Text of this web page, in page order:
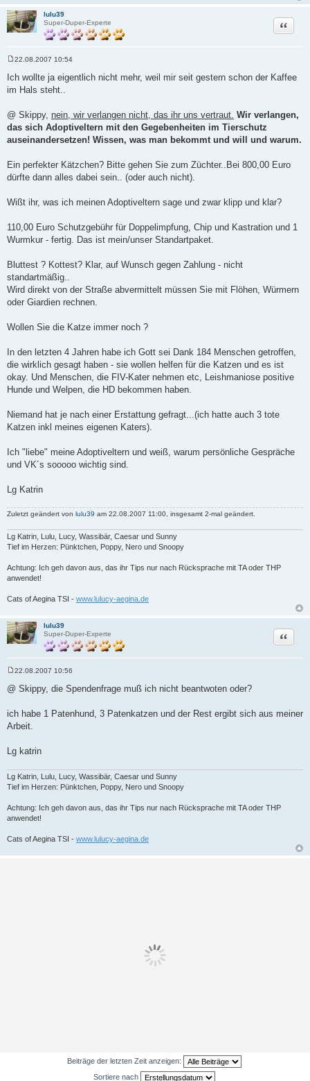
lulu39
Super-Duper-Experte
Zitat
e
i
t
g
22.08.2007 10:54
Ich wollte ja eigentlich nicht mehr, weil mir seit gestern schon der Kaffee
im Hals steht..
@ Skippy, nein, wir verlangen nicht, das ihr uns vertraut. Wir verlangen,
das sich Adoptiveltern mit den Gegebenheiten im Tierschutz
auseinandersetzen! Wissen, was man bekommt und will und warum.
Ein perfekter Kätzchen? Bitte gehen Sie zum Züchter..Bei 800,00 Euro
dürfte dann alles dabei sein.. (oder auch nicht).
Wißt ihr, was ich meinen Adoptiveltern sage und zwar klipp und klar?
110,00 Euro Schutzgebühr für Doppelimpfung, Chip und Kastration und 1
Wurmkur - fertig. Das ist mein/unser Standartpaket.
Bluttest ? Kottest? Klar, auf Wunsch gegen Zahlung - nicht
standartmäßig..
Wird direkt von der Straße abvermittelt müssen Sie mit Flöhen, Würmern
oder Giardien rechnen.
Wollen Sie die Katze immer noch ?
In den letzten 4 Jahren habe ich Gott sei Dank 184 Menschen getroffen,
die wirklich gesagt haben - sie wollen helfen für die Katzen und es ist
okay. Und Menschen, die FIV-Kater nehmen etc, Leishmaniose positive
Hunde und Welpen, die HD bekommen haben.
Niemand hat je nach einer Erstattung gefragt...(ich hatte auch 3 tote
Katzen inkl meines eigenen Katers).
Ich "liebe" meine Adoptiveltern und weiß, warum persönliche Gespräche
und VK´s sooooo wichtig sind.
Lg Katrin
Zuletzt geändert von lulu39 am 22.08.2007 11:00, insgesamt 2-mal geändert.
Lg Katrin, Lulu, Lucy, Wassibär, Caesar und Sunny
Tief im Herzen: Pünktchen, Poppy, Nero und Snoopy
Achtung: Ich geh davon aus, das ihr Tips nur nach Rücksprache mit TA oder THP
anwendet!
Cats of Aegina TSI - www.lulucy-aegina.de
lulu39
Super-Duper-Experte
Zitat
e
r
a
g
22.08.2007 10:56
@ Skippy, die Spendenfrage muß ich nicht beantwoten oder?
ich habe 1 Patenhund, 3 Patenkatzen und der Rest ergibt sich aus meiner
Arbeit.
Lg katrin
Lg Katrin, Lulu, Lucy, Wassibär, Caesar und Sunny
Tief im Herzen: Pünktchen, Poppy, Nero und Snoopy
Achtung: Ich geh davon aus, das ihr Tips nur nach Rücksprache mit TA oder THP
anwendet!
Cats of Aegina TSI - www.lulucy-aegina.de
Beiträge der letzten Zeit anzeigen:
Sortiere nach